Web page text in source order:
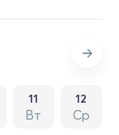
11
Вт
12
Ср